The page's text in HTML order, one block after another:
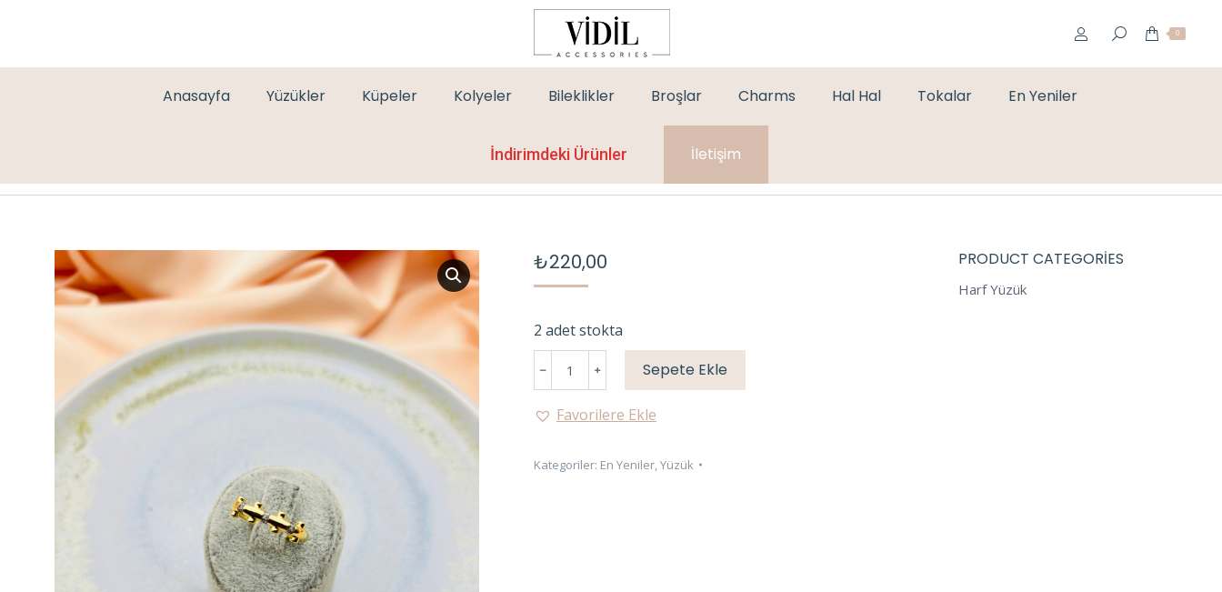
0
Anasayfa Yüzükler Küpeler Kolyeler Bileklikler Broşlar Charms Hal Hal Tokalar En Yeniler
İndirimdeki Ürünler İletişim
GOLD ÖZEL SERİ TAŞLI YÜZÜK- AYARLANABİLİR
₺220,00
2 adet stokta
TAŞLI
AYARLANABİLİR
Sepete Ekle
Favorilere Ekle
Kategoriler: En Yeniler,Yüzük
PRODUCT CATEGORIES
Harf Yüzük